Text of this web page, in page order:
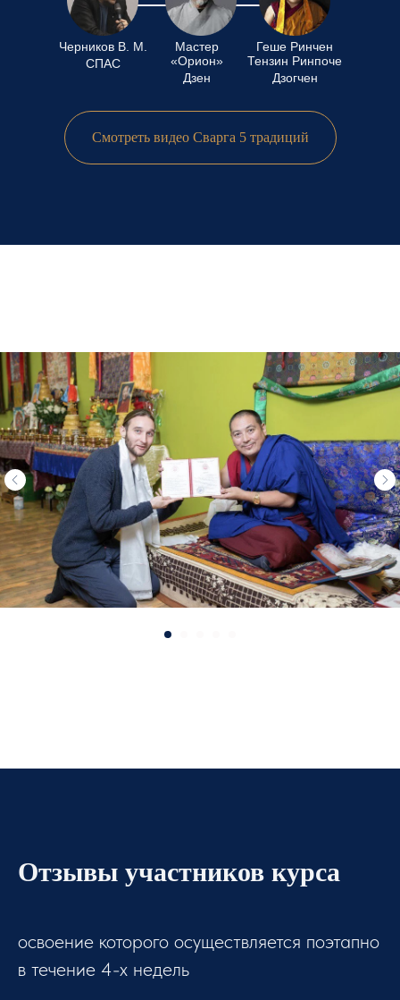
Мастер
«Орион»
Черников В. М.
Геше Ринчен
Тензин Ринпоче
Дзен
СПАС
Дзогчен
Смотреть видео Сварга 5 традиций
Отзывы участников курса
освоение которого осуществляется поэтапно
в течение 4-х недель